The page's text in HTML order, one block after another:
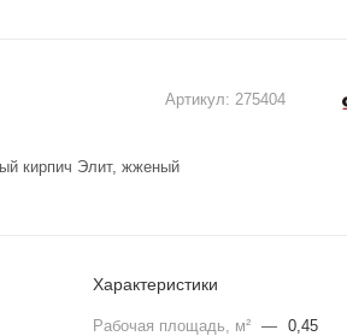
Артикул: 275404
кирпич Элит, жженый
Характеристики
Рабочая площадь, м² — 0,45